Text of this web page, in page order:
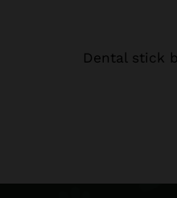
Dental stick